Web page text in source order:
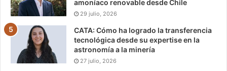
amoníaco renovable desde Chile
29 julio, 2026
CATA: Cómo ha logrado la transferencia
tecnológica desde su expertise en la
astronomía a la minería
27 julio, 2026